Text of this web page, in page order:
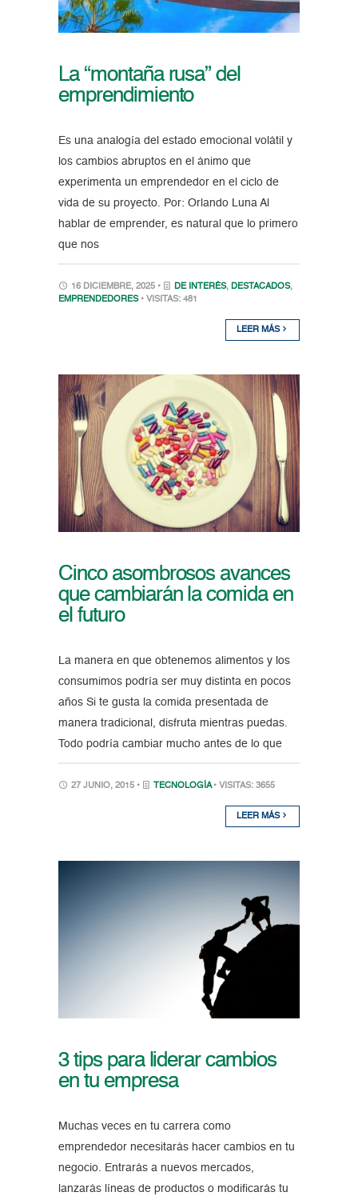
La “montaña rusa” del
emprendimiento
Es una analogía del estado emocional volátil y
los cambios abruptos en el ánimo que
experimenta un emprendedor en el ciclo de
vida de su proyecto. Por: Orlando Luna Al
hablar de emprender, es natural que lo primero
que nos
16 DICIEMBRE, 2025 • DE INTERÉS, DESTACADOS,
EMPRENDEDORES • VISITAS: 481
LEER MÁS
Cinco asombrosos avances
que cambiarán la comida en
el futuro
La manera en que obtenemos alimentos y los
consumimos podría ser muy distinta en pocos
años Si te gusta la comida presentada de
manera tradicional, disfruta mientras puedas.
Todo podría cambiar mucho antes de lo que
27 JUNIO, 2015 • TECNOLOGÍA • VISITAS: 3655
LEER MÁS
3 tips para liderar cambios
en tu empresa
Muchas veces en tu carrera como
emprendedor necesitarás hacer cambios en tu
negocio. Entrarás a nuevos mercados,
lanzarás líneas de productos o modificarás tu